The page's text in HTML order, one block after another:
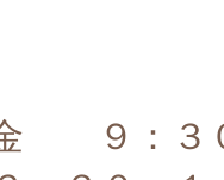
９：３